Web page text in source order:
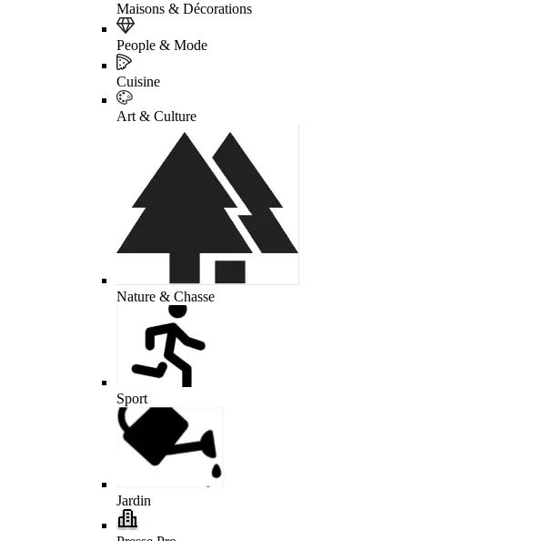
Maisons & Décorations
People & Mode
Cuisine
Art & Culture
Nature & Chasse
Sport
Jardin